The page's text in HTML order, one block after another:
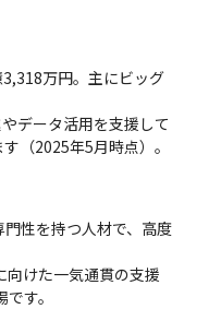
万円。主にビッグ
データ活用を支援して
（2025年5月時点）。
性を持つ人材で、高度
向けた一気通貫の支援
す。